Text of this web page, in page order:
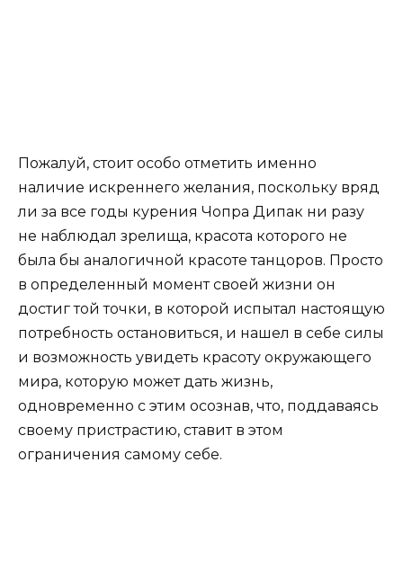
Пожалуй, стоит особо отметить именно
наличие искреннего желания, поскольку вряд
ли за все годы курения Чопра Дипак ни разу
не наблюдал зрелища, красота которого не
была бы аналогичной красоте танцоров. Просто
в определенный момент своей жизни он
достиг той точки, в которой испытал настоящую
потребность остановиться, и нашел в себе силы
и возможность увидеть красоту окружающего
мира, которую может дать жизнь,
одновременно с этим осознав, что, поддаваясь
своему пристрастию, ставит в этом
ограничения самому себе.